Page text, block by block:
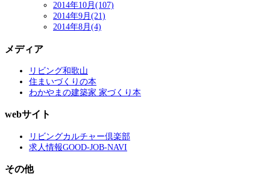
2014年10月(107)
2014年9月(21)
2014年8月(4)
メディア
リビング和歌山
住まいづくりの本
わかやまの建築家 家づくり本
webサイト
リビングカルチャー倶楽部
求人情報GOOD-JOB-NAVI
その他